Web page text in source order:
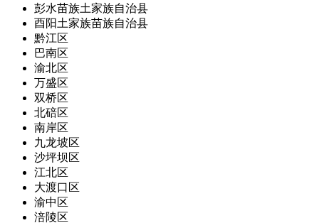
彭水苗族土家族自治县
酉阳土家族苗族自治县
黔江区
巴南区
渝北区
万盛区
双桥区
北碚区
南岸区
九龙坡区
沙坪坝区
江北区
大渡口区
渝中区
涪陵区